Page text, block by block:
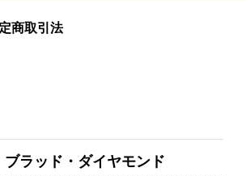
商取引法
ブラッド・ダイヤモンド